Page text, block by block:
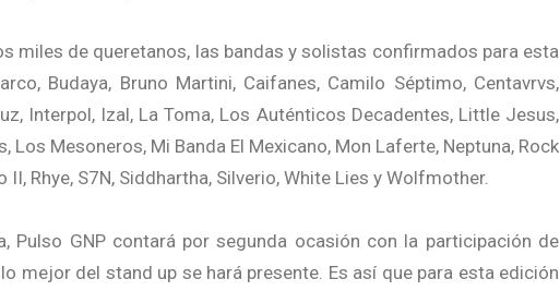
miles de queretanos, las bandas y solistas confirmados para esta
Budaya, Bruno Martini, Caifanes, Camilo Séptimo, Centavrvs,
Interpol, Izal, La Toma, Los Auténticos Decadentes, Little Jesus,
Los Mesoneros, Mi Banda El Mexicano, Mon Laferte, Neptuna, Rock
Rhye, S7N, Siddhartha, Silverio, White Lies y Wolfmother.
Pulso GNP contará por segunda ocasión con la participación de
mejor del stand up se hará presente. Es así que para esta edición